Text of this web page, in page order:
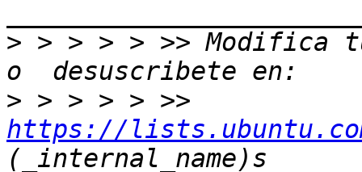
> > > > > >> Modifica
>
https://